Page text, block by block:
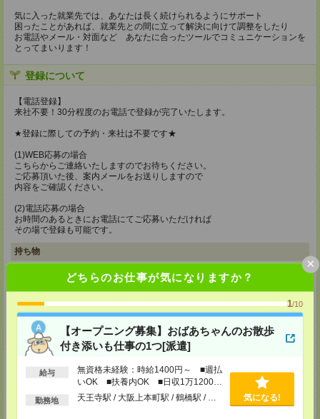
どちらのお仕事が気になりますか？
1/10
【オープニング募集】おばあちゃんのお散歩
付き添いも仕事の1つ[派遣]
給与
無資格未経験：時給1400円～ ■週払
いOK ■扶養内OK ■日収1万1200円
以上
勤務地 天王寺駅 / 大阪上本町駅 / 鶴橋駅 / … 気になる!
×
気に入った就業先では、あなたは長く続けられるようにサポート
困ったことがあれば、就業先との間に立って解決に向けて調整をしたり
お電話やメール・対面など あなたに合ったツールでコミュニケーションを
とってまいります！
登録について
【電話登録】
来社不要！30分程度のお電話で登録が完了いたします。
★登録に際しての予約・来社は不要です★
(1)WEB応募の場合
こちらからご連絡いたしますのでお待ちください。
ご応募頂いた後、案内メールをお送りしますので
内容をご確認ください。
(2)電話応募の場合
お時間のあるときにお電話にてご応募いただければ
その場で登録も可能です。
持ち物
弊社HPよりマイページ作成をお願いします
電話での登録の際に、マイページ作成をいただいた旨をお伝えください。
所要時間
【電話登録】30分程度
・経験やご希望などをインタビュー
・お仕事のご紹介など
登録場所
CS大阪支店